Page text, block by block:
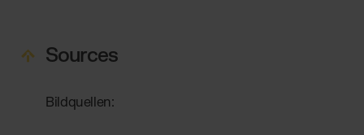
Sources
Bildquellen: